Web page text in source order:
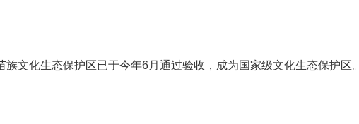
族文化生态保护区已于今年6月通过验收，成为国家级文化生态保护区